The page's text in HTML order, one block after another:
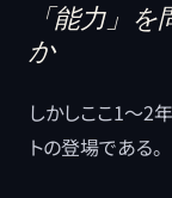
「能力」
か
しかしここ1〜2
トの登場である。